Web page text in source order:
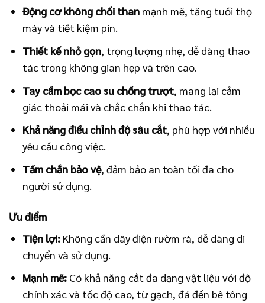
Động cơ không chổi than mạnh mẽ, tăng tuổi thọ
máy và tiết kiệm pin.
Thiết kế nhỏ gọn, trọng lượng nhẹ, dễ dàng thao
tác trong không gian hẹp và trên cao.
Tay cầm bọc cao su chống trượt, mang lại cảm
giác thoải mái và chắc chắn khi thao tác.
Khả năng điều chỉnh độ sâu cắt, phù hợp với nhiều
yêu cầu công việc.
Tấm chắn bảo vệ, đảm bảo an toàn tối đa cho
người sử dụng.
Ưu điểm
Tiện lợi: Không cần dây điện rườm rà, dễ dàng di
chuyển và sử dụng.
Mạnh mẽ: Có khả năng cắt đa dạng vật liệu với độ
chính xác và tốc độ cao, từ gạch, đá đến bê tông